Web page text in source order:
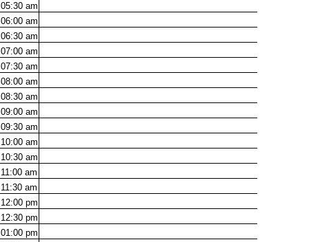
05:30 am
06:00 am
06:30 am
07:00 am
07:30 am
08:00 am
08:30 am
09:00 am
09:30 am
10:00 am
10:30 am
11:00 am
11:30 am
12:00 pm
12:30 pm
01:00 pm